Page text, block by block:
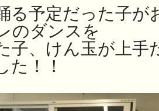
予定だった子が
のダンスを
子、けん玉が上手
た！！